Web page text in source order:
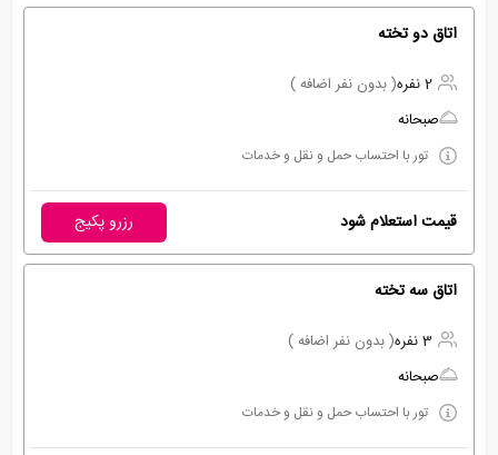
اتاق دو تخته
2 نفره
( بدون نفر اضافه )
صبحانه
تور با احتساب حمل و نقل و خدمات
قیمت استعلام شود رزرو پکیج
اتاق سه تخته
3 نفره
( بدون نفر اضافه )
صبحانه
تور با احتساب حمل و نقل و خدمات